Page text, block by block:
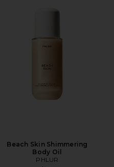
Beach Skin Shimmering
Body Oil
PHLUR